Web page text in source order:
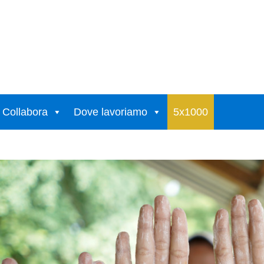
Collabora Dove lavoriamo 5x1000